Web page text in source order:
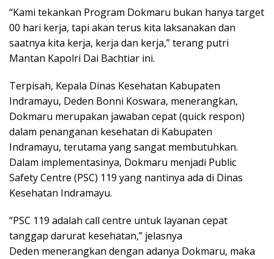
“Kami tekankan Program Dokmaru bukan hanya target
00 hari kerja, tapi akan terus kita laksanakan dan
saatnya kita kerja, kerja dan kerja,” terang putri
Mantan Kapolri Dai Bachtiar ini.
Terpisah, Kepala Dinas Kesehatan Kabupaten
Indramayu, Deden Bonni Koswara, menerangkan,
Dokmaru merupakan jawaban cepat (quick respon)
dalam penanganan kesehatan di Kabupaten
Indramayu, terutama yang sangat membutuhkan.
Dalam implementasinya, Dokmaru menjadi Public
Safety Centre (PSC) 119 yang nantinya ada di Dinas
Kesehatan Indramayu.
“PSC 119 adalah call centre untuk layanan cepat
tanggap darurat kesehatan,” jelasnya
Deden menerangkan dengan adanya Dokmaru, maka